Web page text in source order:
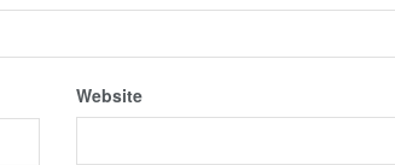
Website